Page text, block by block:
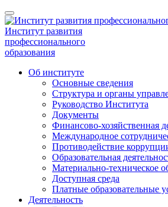
Институт развития
профессионального
образования
Об институте
Основные сведения
Структура и органы
Руководство Института
Документы
Финансово-хозяйственная
Международное
Противодействие
Образовательная
Материально-техническое
Доступная среда
Платные образовательные
Деятельность